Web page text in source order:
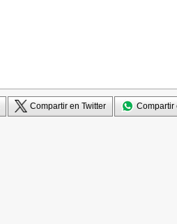
Compartir en Twitter Compartir